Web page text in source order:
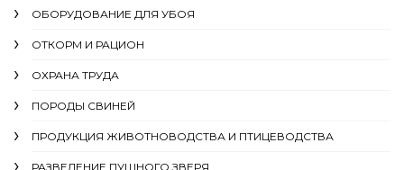
ОБОРУДОВАНИЕ ДЛЯ УБОЯ
ОТКОРМ И РАЦИОН
ОХРАНА ТРУДА
ПОРОДЫ СВИНЕЙ
ПРОДУКЦИЯ ЖИВОТНОВОДСТВА И ПТИЦЕВОДСТВА
РАЗВЕДЕНИЕ ПУШНОГО ЗВЕРЯ